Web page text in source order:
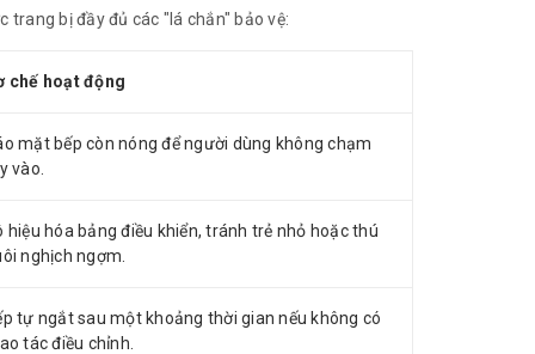
trang bị đầy đủ các "lá chắn" bảo vệ:
chế hoạt động
mặt bếp còn nóng để người dùng không chạm
vào.
hiệu hóa bảng điều khiển, tránh trẻ nhỏ hoặc thú
nghịch ngợm.
tự ngắt sau một khoảng thời gian nếu không có
tác điều chỉnh.